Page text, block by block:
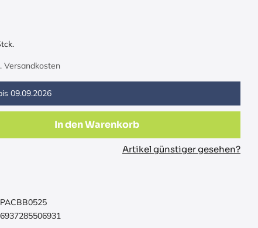
Versandkosten
09.09.2026
In den Warenkorb
Artikel günstiger gesehen?
PACBB0525
6937285506931